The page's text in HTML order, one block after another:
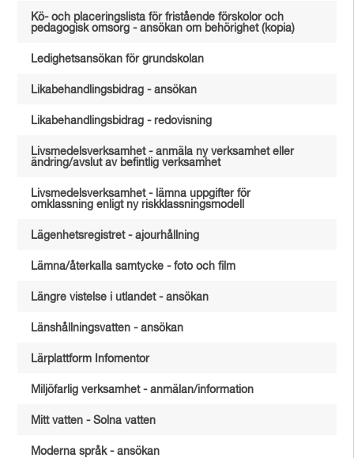
Kö- och placeringslista för fristående förskolor och
pedagogisk omsorg - ansökan om behörighet (kopia)
Ledighetsansökan för grundskolan
Likabehandlingsbidrag - ansökan
Likabehandlingsbidrag - redovisning
Livsmedelsverksamhet - anmäla ny verksamhet eller
ändring/avslut av befintlig verksamhet
Livsmedelsverksamhet - lämna uppgifter för
omklassning enligt ny riskklassningsmodell
Lägenhetsregistret - ajourhållning
Lämna/återkalla samtycke - foto och film
Längre vistelse i utlandet - ansökan
Länshållningsvatten - ansökan
Lärplattform Infomentor
Miljöfarlig verksamhet - anmälan/information
Mitt vatten - Solna vatten
Moderna språk - ansökan